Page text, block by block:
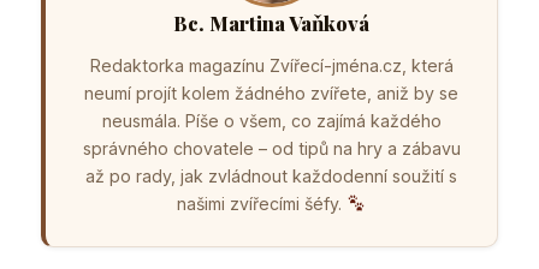
Bc. Martina Vaňková
Redaktorka magazínu Zvířecí-jména.cz, která
neumí projít kolem žádného zvířete, aniž by se
neusmála. Píše o všem, co zajímá každého
správného chovatele – od tipů na hry a zábavu
až po rady, jak zvládnout každodenní soužití s
našimi zvířecími šéfy.